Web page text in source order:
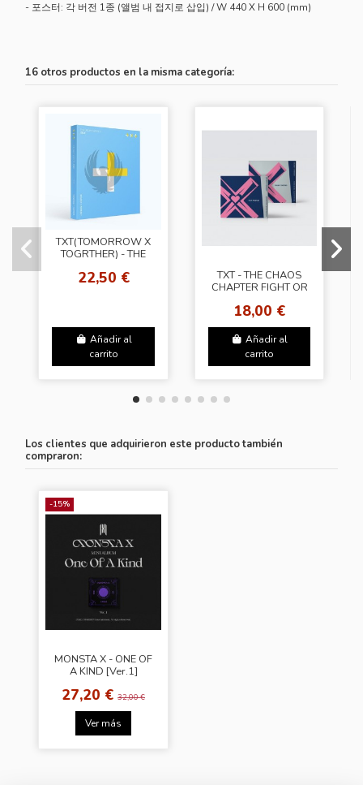
- 포스터: 각 버전 1종 (앨범 내 접지로 삽입) / W 440 X H 600 (mm)
16 otros productos en la misma categoría:
TXT(TOMORROW X
TOGRTHER) - THE
STAR
22,50 €
Añadir al
carrito
TXT - THE CHAOS
CHAPTER FIGHT OR
Ver. - Random
Cover]
18,00 €
Añadir al
carrito
Los clientes que adquirieron este producto también
compraron:
-15%
MONSTA X - ONE OF
A KIND [Ver.1]
27,20 €32,00 €
Ver más